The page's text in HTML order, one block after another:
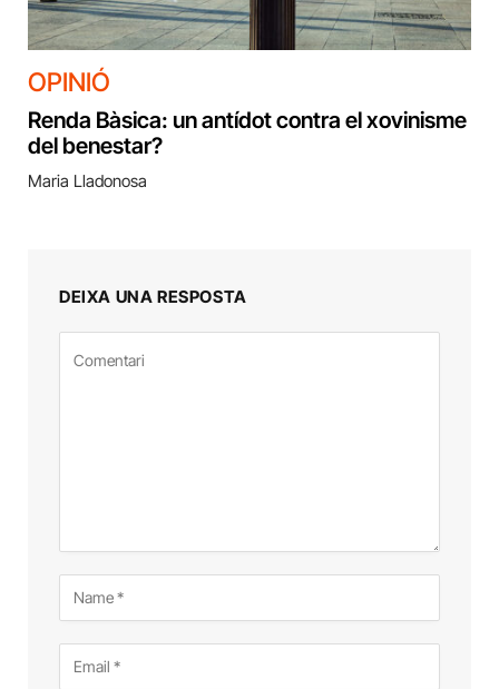
OPINIÓ
Renda Bàsica: un antídot contra el xovinisme
del benestar?
Maria Lladonosa
DEIXA UNA RESPOSTA